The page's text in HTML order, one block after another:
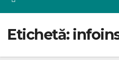
Etichetă: